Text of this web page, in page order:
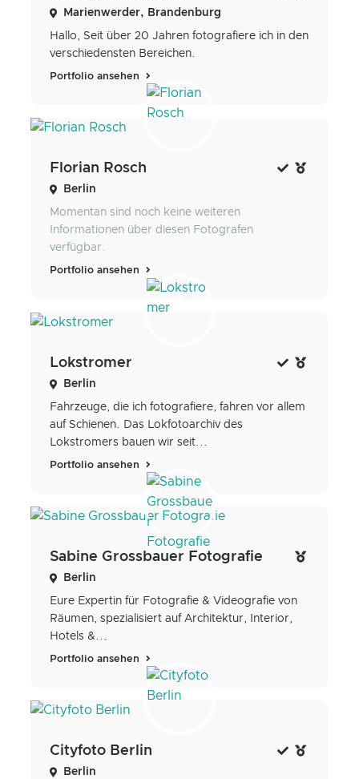
Marienwerder, Brandenburg
Hallo, Seit über 20 Jahren fotografiere ich in den
verschiedensten Bereichen.
Portfolio ansehen
Florian Rosch
Berlin
Momentan sind noch keine weiteren
Informationen über diesen Fotografen
verfügbar.
Portfolio ansehen
Lokstromer
Berlin
Fahrzeuge, die ich fotografiere, fahren vor allem
auf Schienen. Das Lokfotoarchiv des
Lokstromers bauen wir seit...
Portfolio ansehen
Sabine Grossbauer Fotografie
Berlin
Eure Expertin für Fotografie & Videografie von
Räumen, spezialisiert auf Architektur, Interior,
Hotels &...
Portfolio ansehen
Cityfoto Berlin
Berlin